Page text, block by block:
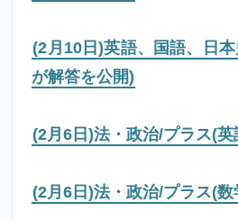
(2月10日)英語、国語、日
が解答を公開)
(2月6日)法・政治/プラス(
(2月6日)法・政治/プラス(